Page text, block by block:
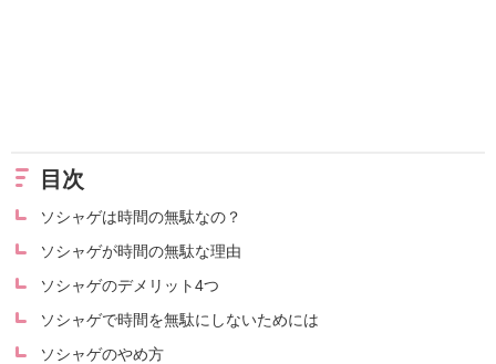
目次
ソシャゲは時間の無駄なの？
ソシャゲが時間の無駄な理由
ソシャゲのデメリット4つ
ソシャゲで時間を無駄にしないためには
ソシャゲのやめ方